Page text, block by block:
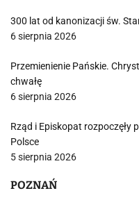
300 lat od kanonizacji św.
6 sierpnia 2026
Przemienienie Pańskie.
chwałę
6 sierpnia 2026
Rząd i Episkopat
Polsce
5 sierpnia 2026
POZNAŃ